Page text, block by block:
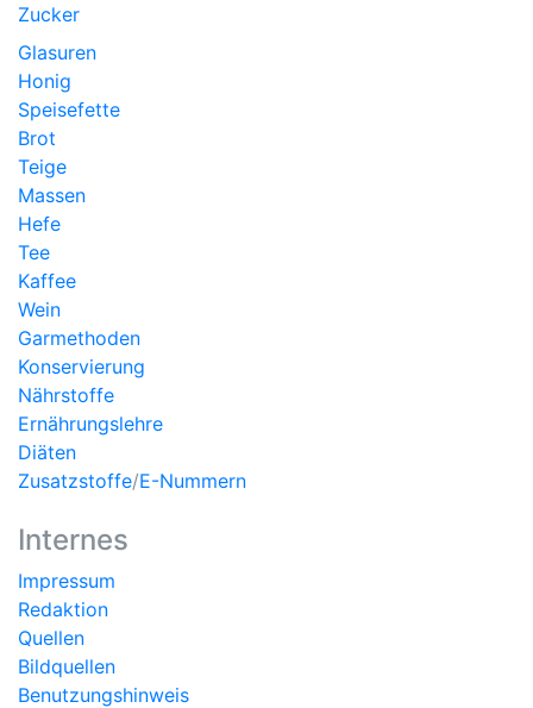
Zucker
Glasuren
Honig
Speisefette
Brot
Teige
Massen
Hefe
Tee
Kaffee
Wein
Garmethoden
Konservierung
Nährstoffe
Ernährungslehre
Diäten
Zusatzstoffe/E-Nummern
Internes
Impressum
Redaktion
Quellen
Bildquellen
Benutzungshinweis